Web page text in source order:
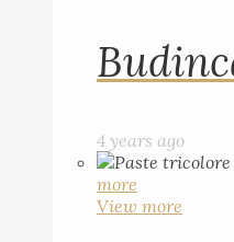
4 years ago
more
View more